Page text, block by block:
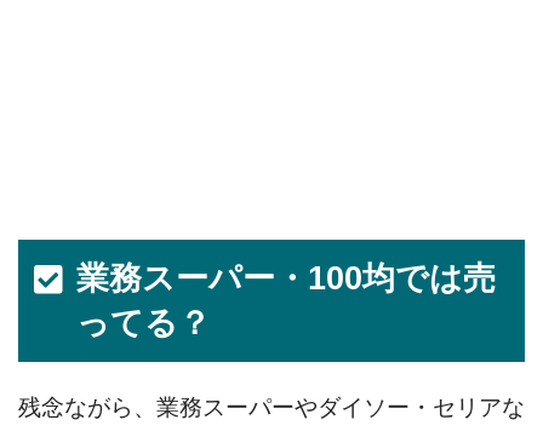
業務スーパー・100均では売
ってる？
残念ながら、業務スーパーやダイソー・セリアな